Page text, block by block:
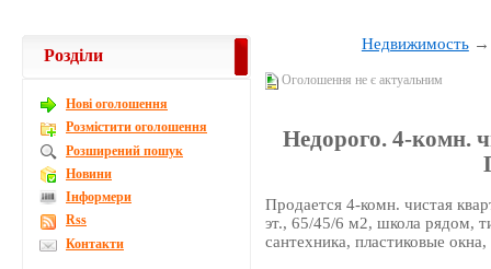
Недвижимость
Оголошення не є актуальним
Недорого. 4-комн.
Продается 4-комн. чистая
эт., 65/45/6 м2, школа рядом,
сантехника, пластиковые
Розділи
Новi оголошення
Розмістити оголошення
Розширений пошук
Новини
Інформери
Rss
Контакти